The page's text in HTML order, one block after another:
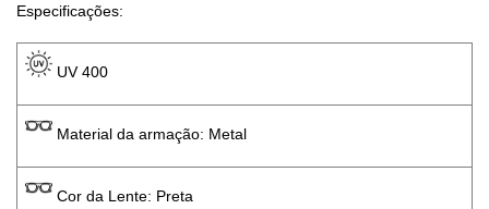
Especificações:
UV 400
Material da armação: Metal
Cor da Lente: Preta